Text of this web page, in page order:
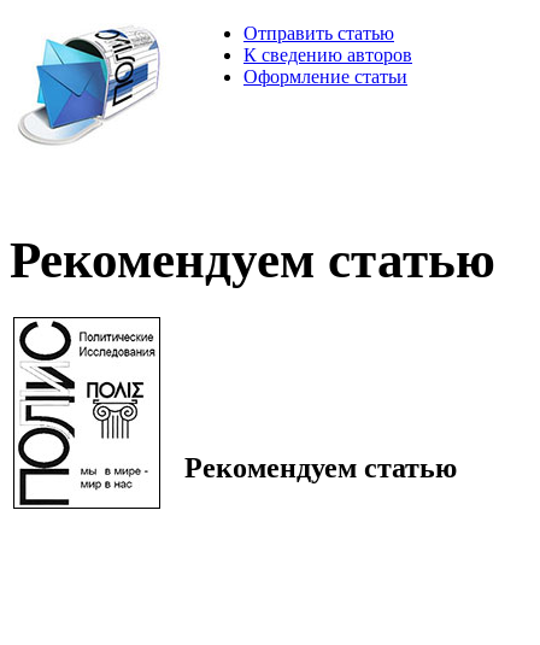
Отправить статью
К сведению авторов
Оформление статьи
Рекомендуем статью
Рекомендуем статью